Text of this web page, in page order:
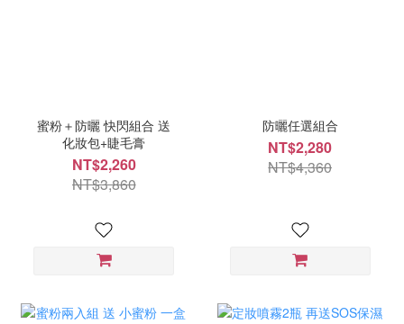
蜜粉＋防曬 快閃組合 送
化妝包+睫毛膏
NT$2,260
NT$3,860
防曬任選組合
NT$2,280
NT$4,360